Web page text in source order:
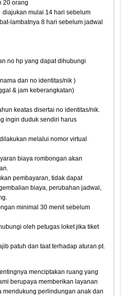
20 orang
mulai 14 hari sebelum
lambatnya 8 hari sebelum jadwal
no hp yang dapat dihubungi
dan no identitas/nik )
& jam keberangkatan)
keatas disertai no identitas/nik.
ingin duduk sendiri harus
melalui nomor virtual
biaya rombongan akan
pembayaran, tidak dapat
biaya, perubahan jadwal,
minimal 30 menit sebelum
oleh petugas loket jika tiket
patuh dan taat terhadap aturan pt.
menciptakan ruang yang
berupaya memberikan layanan
mendukung perlindungan anak dan